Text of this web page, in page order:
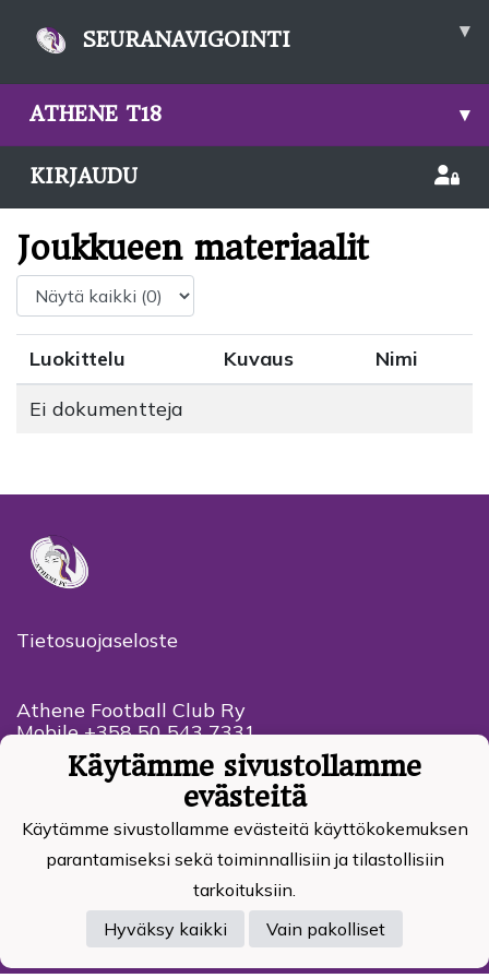
SEURANAVIGOINTI ▾
ATHENE T18 ▾
KIRJAUDU
Joukkueen materiaalit
Luokittelu Kuvaus
Nimi
Ei dokumentteja
Tietosuojaseloste
Athene Football Club Ry
Mobile +358 50 543 7331
Haikkoonmetsänkatu 14
06400 Porvoo Finland
thenefc.fi
Powered by
Käytämme sivustollamme
evästeitä
Käytämme sivustollamme evästeitä käyttökokemuksen
parantamiseksi sekä toiminnallisiin ja tilastollisiin
tarkoituksiin.
Hyväksy kaikki
Vain pakolliset